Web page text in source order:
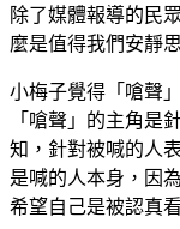
除了媒體報導的民
麼是值得我們安靜
小梅子覺得「嗆聲
「嗆聲」的主角是
知，針對被喊的人
是喊的人本身，因
希望自己是被認真